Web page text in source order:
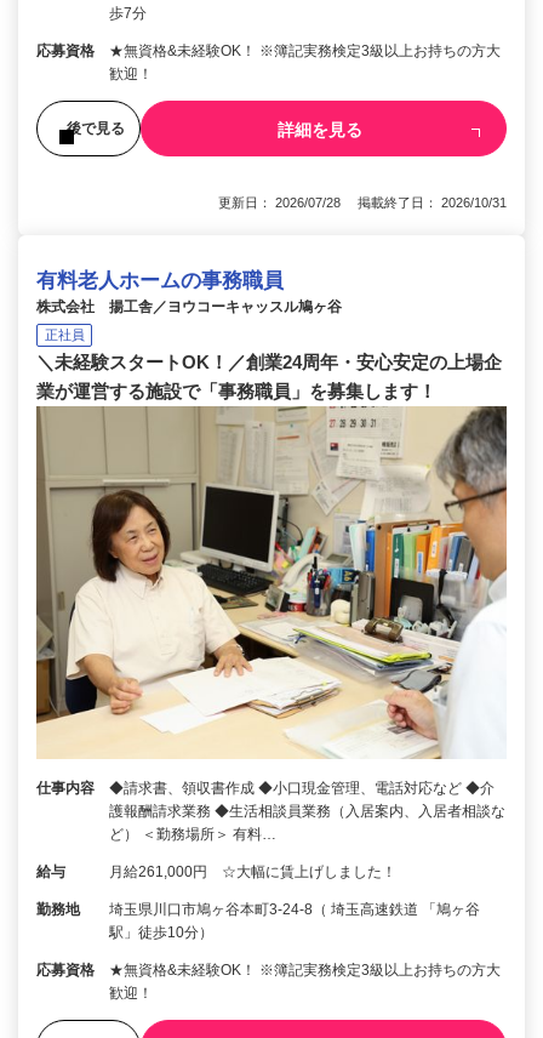
歩7分
応募資格
★無資格&未経験OK！ ※簿記実務検定3級以上お持ちの方大
歓迎！
後で見る 詳細を見る
更新日： 2026/07/28 掲載終了日： 2026/10/31
有料老人ホームの事務職員
株式会社 揚工舎／ヨウコーキャッスル鳩ヶ谷
正社員
＼未経験スタートOK！／創業24周年・安心安定の上場企
業が運営する施設で「事務職員」を募集します！
仕事内容
◆請求書、領収書作成 ◆小口現金管理、電話対応など ◆介
護報酬請求業務 ◆生活相談員業務（入居案内、入居者相談な
ど） ＜勤務場所＞ 有料…
給与 月給261,000円 ☆大幅に賃上げしました！
勤務地
埼玉県川口市鳩ヶ谷本町3-24-8（ 埼玉高速鉄道 「鳩ヶ谷
駅」徒歩10分）
応募資格
★無資格&未経験OK！ ※簿記実務検定3級以上お持ちの方大
歓迎！